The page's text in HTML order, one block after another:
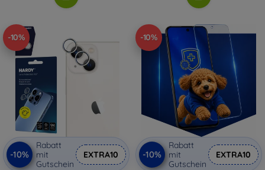
-10%
-10%
Rabatt
mit
Gutschein
EXTRA10
-10%
-10%
Rabatt
mit
Gutschein
EXTRA10